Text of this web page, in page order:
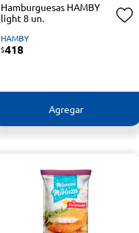
Hamburguesas HAMBY
light 8 un.
HAMBY
$418
Agregar